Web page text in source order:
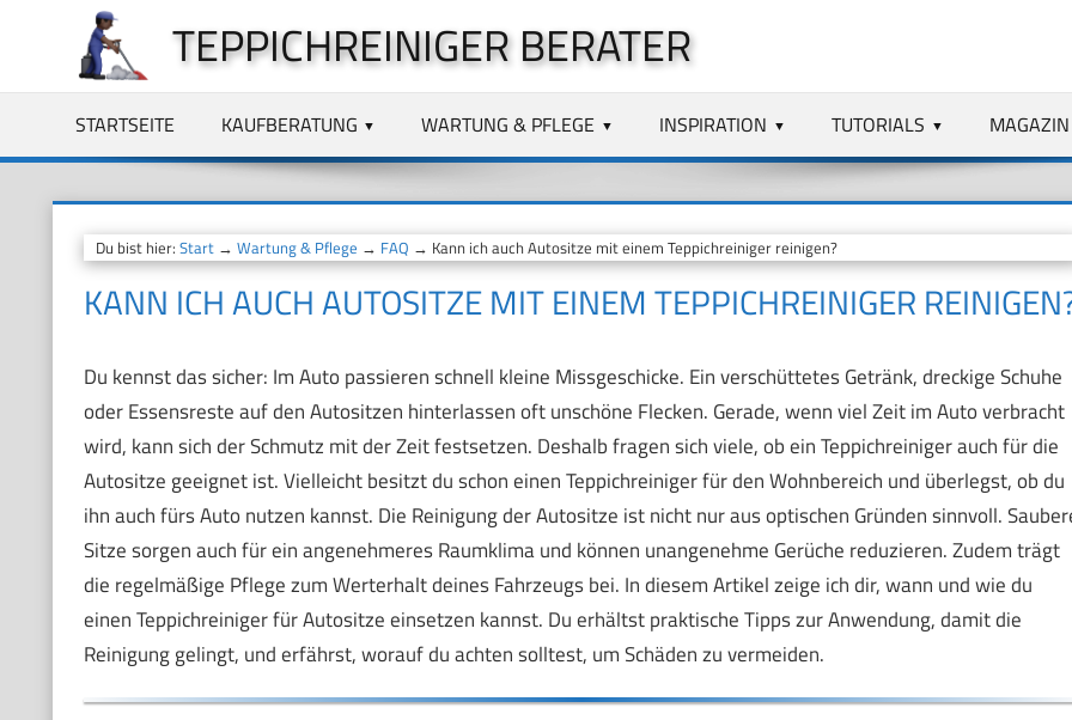
springen
TEPPICHREINIGER BERATER
STARTSEITE KAUFBERATUNG WARTUNG & PFLEGE INSPIRATION TUTORIALS MAGAZIN
Du bist hier: Start→ Wartung & Pflege → FAQ → Kann ich auch Autositze mit einem Teppichreiniger reinigen?
KANN ICH AUCH AUTOSITZE MIT EINEM TEPPICHREINIGER
Du kennst das sicher: Im Auto passieren schnell kleine Missgeschicke. Ein verschüttetes Getränk, dreckige Schuhe
oder Essensreste auf den Autositzen hinterlassen oft unschöne Flecken. Gerade, wenn viel Zeit im Auto verbracht
wird, kann sich der Schmutz mit der Zeit festsetzen. Deshalb fragen sich viele, ob ein Teppichreiniger auch für die
Autositze geeignet ist. Vielleicht besitzt du schon einen Teppichreiniger für den Wohnbereich und überlegst, ob du
ihn auch fürs Auto nutzen kannst. Die Reinigung der Autositze ist nicht nur aus optischen Gründen sinnvoll.
Sitze sorgen auch für ein angenehmeres Raumklima und können unangenehme Gerüche reduzieren. Zudem trägt
die regelmäßige Pflege zum Werterhalt deines Fahrzeugs bei. In diesem Artikel zeige ich dir, wann und wie du
einen Teppichreiniger für Autositze einsetzen kannst. Du erhältst praktische Tipps zur Anwendung, damit die
Reinigung gelingt, und erfährst, worauf du achten solltest, um Schäden zu vermeiden.